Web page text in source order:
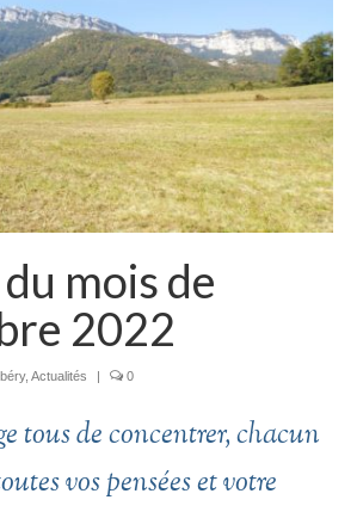
d’actions
mois de
2022
, Actualités | 0
tous de concentrer, chacun
vos pensées et votre